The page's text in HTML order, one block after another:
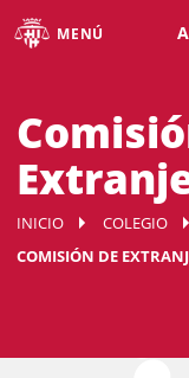
MENÚ
INICIO COLEGIO
COMISIÓN DE